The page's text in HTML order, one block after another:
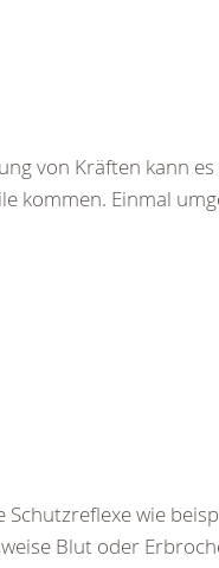
von Kräften kann
kommen. Einmal
wie
Blut oder